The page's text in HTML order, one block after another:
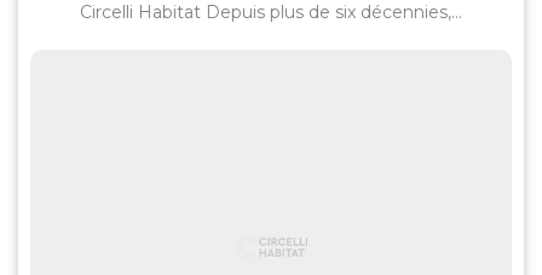
Circelli Habitat Depuis plus de six décennies,...